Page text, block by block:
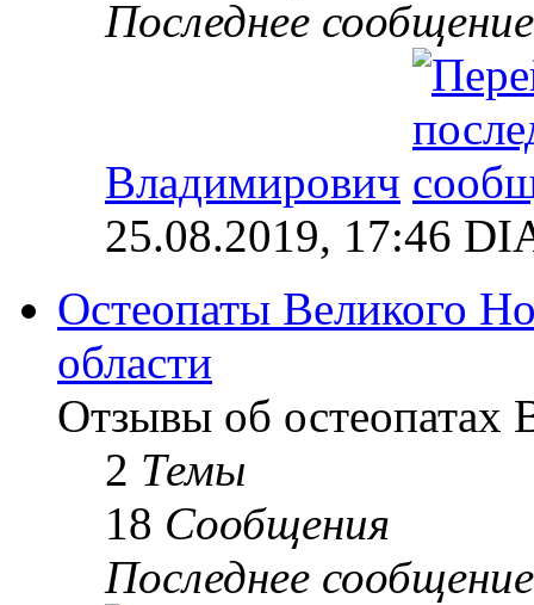
Последнее сообщение
Владимирович
25.08.2019, 17:46
Остеопаты Великого
области
Отзывы об остеопатах
2 Темы
18 Сообщения
Последнее сообщение